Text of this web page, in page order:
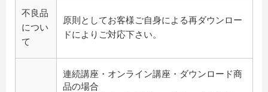
不良品
につい
て
原則としてお客様ご自身による再ダウンロー
ドによりご対応下さい。
連続講座・オンライン講座・ダウンロード商
品の場合